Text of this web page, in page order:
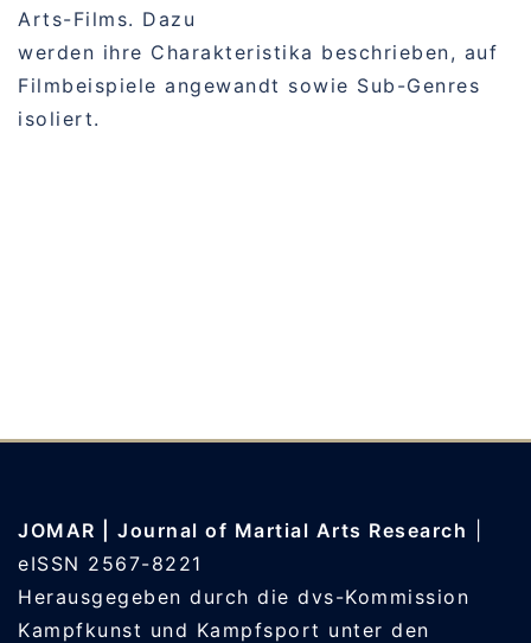
Arts-Films. Dazu
werden ihre Charakteristika beschrieben, auf
Filmbeispiele angewandt sowie Sub-Genres
isoliert.
JOMAR | Journal of Martial Arts Research
eISSN 2567-8221
Herausgegeben durch die dvs-Kommission
Kampfkunst und Kampfsport unter den